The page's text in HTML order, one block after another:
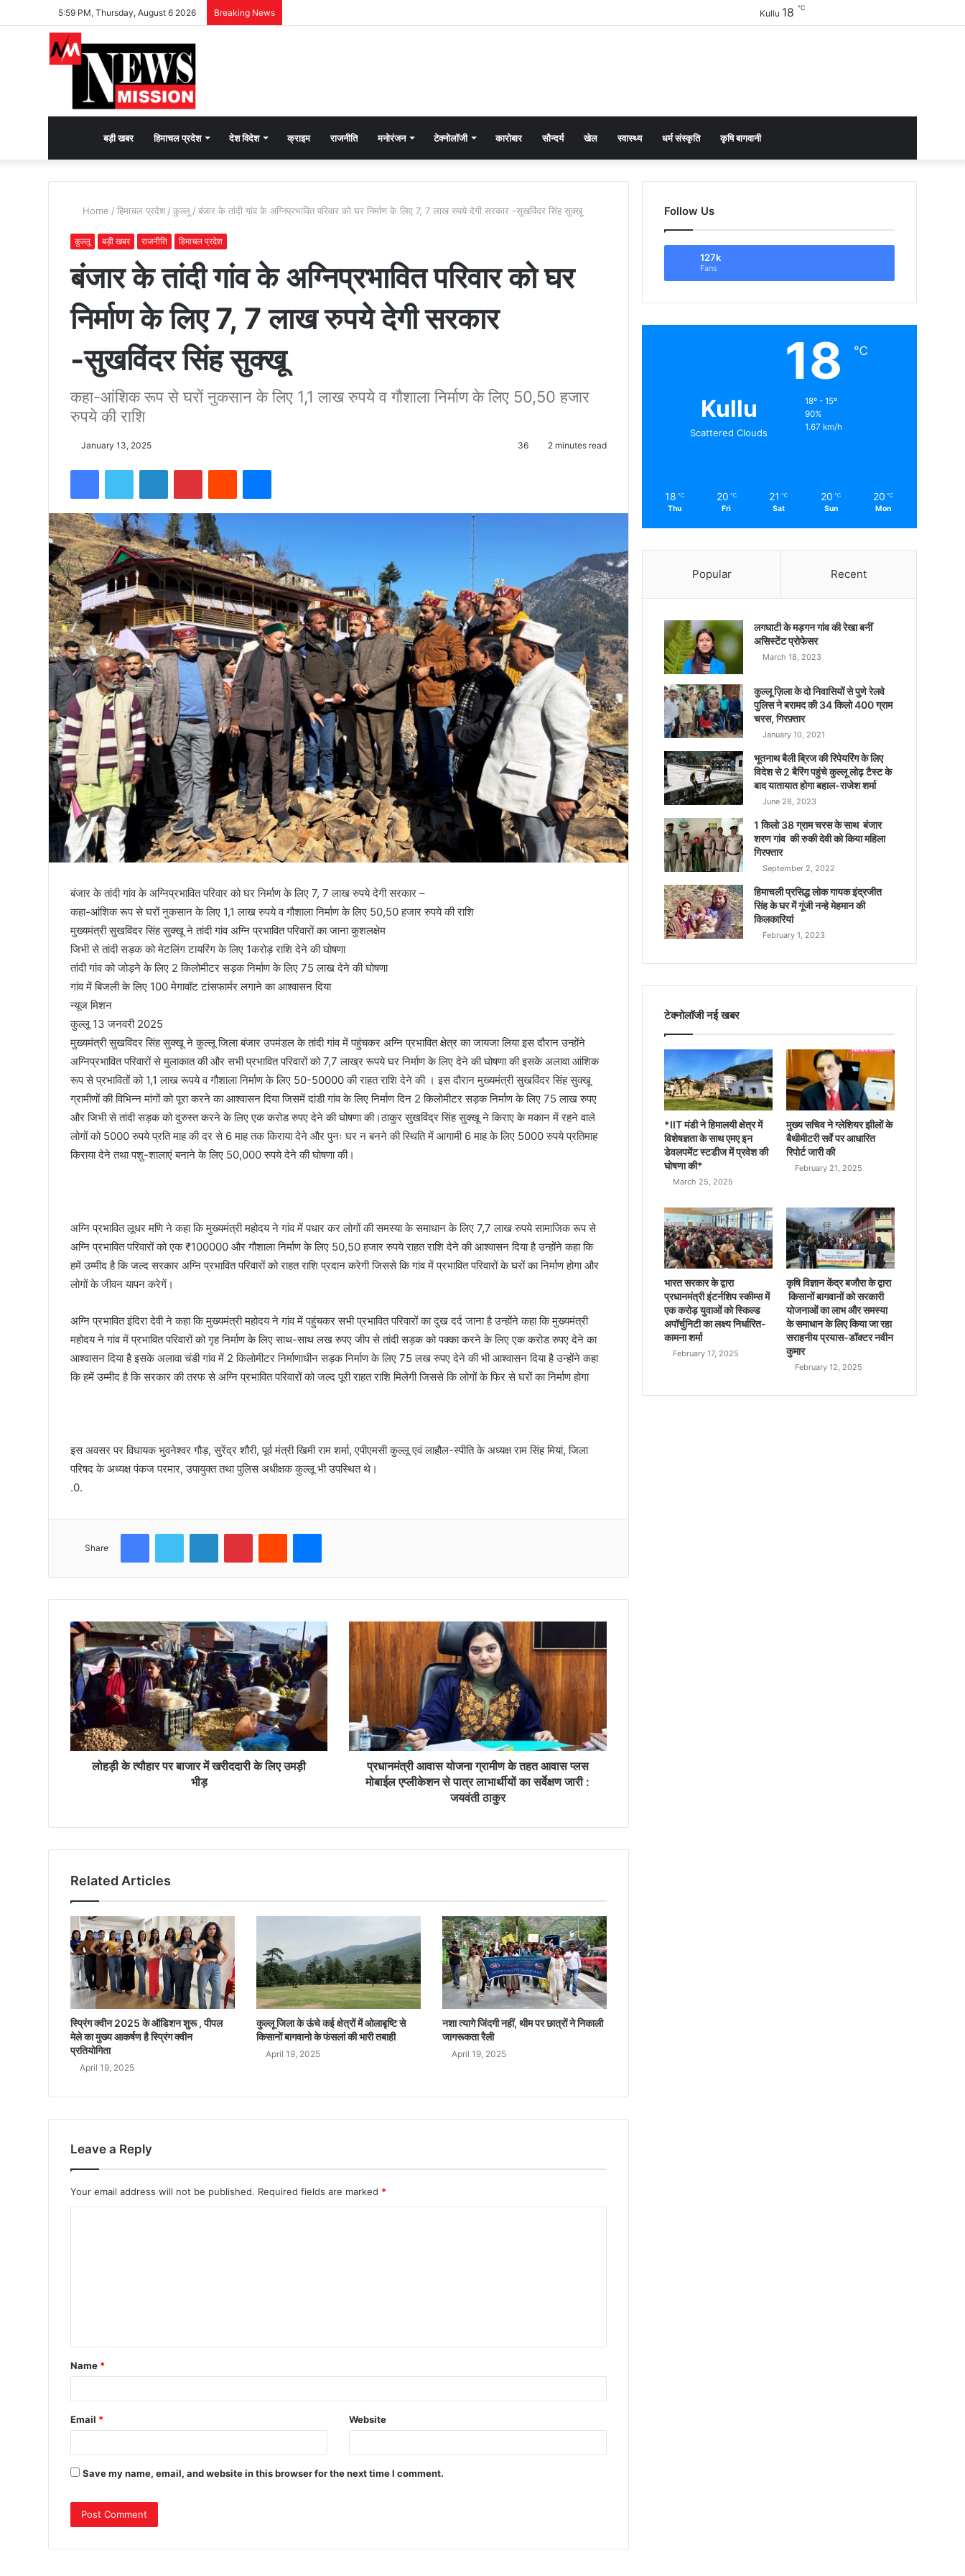
5:59 PM, Thursday, August 6 2026 Breaking News Kullu 18 ℃
भक्ति
भावना
जगाने
को
15500
फीट
चोटी
पर
फहराया
तिरंगा
बड़ी खबर हिमाचल प्रदेश देश विदेश क्राइम राजनीति मनोरंजन टेक्नोलॉजी कारोबार सौन्दर्य खेल स्वास्थ्य धर्म संस्कृति कृषि बागवानी
Home / हिमाचल प्रदेश / कुल्लू / बंजार के तांदी गांव के अग्निप्रभावित परिवार को घर निर्माण के लिए 7, 7 लाख रुपये देगी सरकार -सुखविंदर सिंह सुक्खू
कुल्लू बड़ी खबर राजनीति हिमाचल प्रदेश
बंजार के तांदी गांव के अग्निप्रभावित परिवार को घर
निर्माण के लिए 7, 7 लाख रुपये देगी सरकार
-सुखविंदर सिंह सुक्खू
कहा-आंशिक रूप से घरों नुकसान के लिए 1,1 लाख रुपये व गौशाला निर्माण के लिए 50,50 हजार
रुपये की राशि
January 13, 2025 36 2 minutes read
बंजार के तांदी गांव के अग्निप्रभावित परिवार को घर निर्माण के लिए 7, 7 लाख रुपये देगी सरकार –
कहा-आंशिक रूप से घरों नुकसान के लिए 1,1 लाख रुपये व गौशाला निर्माण के लिए 50,50 हजार रुपये की राशि
मुख्यमंत्री सुखविंदर सिंह सुक्खू ने तांदी गांव अग्नि प्रभावित परिवारों का जाना कुशलक्षेम
जिभी से तांदी सड़क को मेटलिंग टायरिंग के लिए 1करोड़ राशि देने की घोषणा
तांदी गांव को जोड़ने के लिए 2 किलोमीटर सड़क निर्माण के लिए 75 लाख देने की घोषणा
गांव में बिजली के लिए 100 मेगावॉट टांसफार्मर लगाने का आश्वासन दिया
न्यूज मिशन
कुल्लू 13 जनवरी 2025
मुख्यमंत्री सुखविंदर सिंह सुक्खू ने कुल्लू जिला बंजार उपमंडल के तांदी गांव में पहुंचकर अग्नि प्रभावित क्षेत्र का जायजा लिया इस दौरान उन्होंने
अग्निप्रभावित परिवारों से मुलाकात की और सभी प्रभावित परिवारों को 7,7 लाख्र रूपये घर निर्माण के लिए देने की घोषणा की इसके अलावा आंशिक
रूप से प्रभावितों को 1,1 लाख रूपये व गौशाला निर्माण के लिए 50-50000 की राहत राशि देने की । इस दौरान मुख्यमंत्री सुखविंदर सिंह सुक्खू
ग्रामीणों की विभिन्न मांगों को पूरा करने का आश्वासन दिया जिसमें दांडी गांव के लिए निर्माण दिन 2 किलोमीटर सड़क निर्माण के लिए 75 लाख रुपए
और जिभी से तांदी सड़क को दुरुस्त करने के लिए एक करोड रुपए देने की घोषणा की।ठाकुर सुखविंद्र सिंह सुक्खू ने किराए के मकान में रहने वाले
लोगों को 5000 रुपये प्रति माह की दर से 6 माह तक किराया देने और पुनः घर न बनने की स्थिति में आगामी 6 माह के लिए 5000 रुपये प्रतिमाह
किराया देने तथा पशु-शालाएं बनाने के लिए 50,000 रुपये देने की घोषणा की।
अग्नि प्रभावित लूधर मणि ने कहा कि मुख्यमंत्री महोदय ने गांव में पधार कर लोगों की समस्या के समाधान के लिए 7,7 लाख रुपये सामाजिक रूप से
अग्नि प्रभावित परिवारों को एक ₹100000 और गौशाला निर्माण के लिए 50,50 हजार रुपये राहत राशि देने की आश्वासन दिया है उन्होंने कहा कि
हमें उम्मीद है कि जल्द सरकार अग्नि प्रभावित परिवारों को राहत राशि प्रदान करेगी जिससे कि गांव में प्रभावित परिवारों के घरों का निर्माण होगा और
लोगों के जीवन यापन करेगें।
अग्नि प्रभावित इंदिरा देवी ने कहा कि मुख्यमंत्री महोदय ने गांव में पहुंचकर सभी प्रभावित परिवारों का दुख दर्द जाना है उन्होंने कहा कि मुख्यमंत्री
महोदय ने गांव में प्रभावित परिवारों को गृह निर्माण के लिए साथ-साथ लख रुपए जीप से तांदी सड़क को पक्का करने के लिए एक करोड रुपए देने का
आश्वासन दिया है इसके अलावा चंडी गांव में 2 किलोमीटर निर्माणाधीन सड़क निर्माण के लिए 75 लख रुपए देने की भी आश्वासन दिया है उन्होंने कहा
कि हमें उम्मीद है कि सरकार की तरफ से अग्नि प्रभावित परिवारों को जल्द पूरी राहत राशि मिलेगी जिससे कि लोगों के फिर से घरों का निर्माण होगा
इस अवसर पर विधायक भुवनेश्वर गौड़, सुरेंद्र शौरी, पूर्व मंत्री खिमी राम शर्मा, एपीएमसी कुल्लू एवं लाहौल-स्पीति के अध्यक्ष राम सिंह मियां, जिला
परिषद के अध्यक्ष पंकज परमार, उपायुक्त तथा पुलिस अधीक्षक कुल्लू भी उपस्थित थे।
.0.
Share
लोहड़ी के त्यौहार पर बाजार में खरीददारी के लिए उमड़ी
भीड़
प्रधानमंत्री आवास योजना ग्रामीण के तहत आवास प्लस
मोबाईल एप्लीकेशन से पात्र लाभार्थीयों का सर्वेक्षण जारी :
जयवंती ठाकुर
Related Articles
स्प्रिंग क्वीन 2025 के ऑडिशन शुरू , पीपल
मेले का मुख्य आकर्षण है स्प्रिंग क्वीन
प्रतियोगिता
April 19, 2025
कुल्लू जिला के ऊंचे कई क्षेत्रों में ओलाबृष्टि से
किसानों बागवानो के फंसलां की भारी तबाही
April 19, 2025
नशा त्यागे जिंदगी नहीं, थीम पर छात्रों ने निकाली
जागरूकता रैली
April 19, 2025
Leave a Reply
Your email address will not be published. Required fields are marked *
Name *
Email * Website
Save my name, email, and website in this browser for the next time I comment.
Follow Us
127k
Fans
Kullu
Scattered Clouds
18 ℃
18º - 15º
90%
1.67 km/h
18 ℃
Thu
20 ℃
Fri
21 ℃
Sat
20 ℃
Sun
20 ℃
Mon
Popular Recent
लगघाटी के मड़गन गांव की रेखा बनीं
असिस्टेंट प्रोफेसर
March 18, 2023
कुल्लू ज़िला के दो निवासियों से पुणे रेलवे
पुलिस ने बरामद की 34 किलो 400 ग्राम
चरस, गिरफ़्तार
January 10, 2021
भूतनाथ बैली ब्रिज की रिपेयरिंग के लिए
विदेश से 2 बैरिंग पहुंचे कुल्लू लोढ़ टैस्ट के
बाद यातायात होगा बहाल-राजेश शर्मा
June 28, 2023
1 किलो 38 ग्राम चरस के साथ बंजार
शरण गांव की रुकी देवी को किया महिला
गिरफ्तार
September 2, 2022
हिमाचली प्रसिद्ध लोक गायक इंद्रजीत
सिंह के घर में गूंजी नन्हे मेहमान की
किलकारियां
February 1, 2023
टेक्नोलॉजी नई खबर
*IIT मंडी ने हिमालयी क्षेत्र में
विशेषज्ञता के साथ एमए इन
डेवलपमेंट स्टडीज में प्रवेश की
घोषणा की*
March 25, 2025
मुख्य सचिव ने ग्लेशियर झीलों के
बैथीमीटरी सर्वे पर आधारित
रिपोर्ट जारी की
February 21, 2025
भारत सरकार के द्वारा
प्रधानमंत्री इंटर्नशिप स्कीम्स में
एक करोड़ युवाओं को स्किल्ड
अपॉर्चुनिटी का लक्ष्य निर्धारित-
कामना शर्मा
February 17, 2025
कृषि विज्ञान केंद्र बजौरा के द्वारा
किसानों बागवानों को सरकारी
योजनाओं का लाभ और समस्या
के समाधान के लिए किया जा रहा
सराहनीय प्रयास-डॉक्टर नवीन
कुमार
February 12, 2025